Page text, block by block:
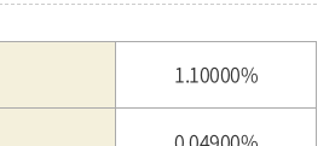
1.10000%